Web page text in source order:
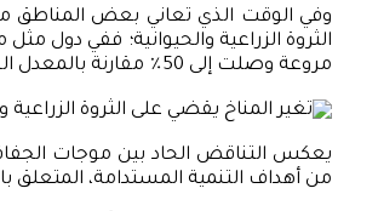
وفي الوقت الذي تعاني بعض المناطق
الثروة الزراعية والحيوانية؛ ففي دول
مروعة وصلت إلى 50٪ مقارنة بالمعدل السنوي للحصاد خلال السنوات الخمس الماضية.
من أهداف التنمية المستدامة، المتعلق